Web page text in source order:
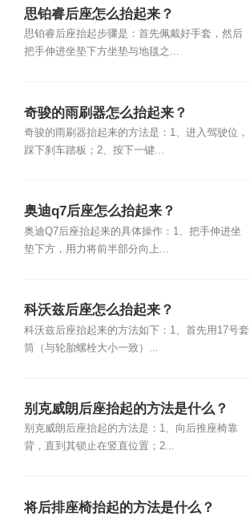
思铂睿后座怎么抬起来？
思铂睿后座抬起步骤是：首先佩戴好手套，然后
把手伸进坐垫下方坐垫与地毯之...
奇骏的雨刷器怎么抬起来？
奇骏的雨刷器抬起来的方法是：1、进入驾驶位，
踩下刹车踏板；2、按下一键...
奥迪q7后座怎么抬起来？
奥迪Q7后座抬起来的具体操作：1、把手伸进坐
垫下方，用力将前半部分向上...
科沃兹后座怎么抬起来？
科沃兹后座抬起来的方法如下：1、首先用17号套
筒（与轮胎螺栓大小一致）...
别克威朗后座抬起的方法是什么？
别克威朗后座抬起的方法是：1、向后推座椅靠
背，直到其锁止在竖直位置；2...
将后排座椅抬起的方法是什么？